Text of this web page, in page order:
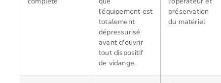
l'équipement est
totalement
dépressurisé
avant d'ouvrir
tout dispositif
de vidange.
préservation
du matériel